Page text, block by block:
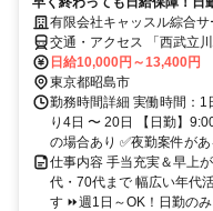
有限会社キャッスル綜合サ
交通・アクセス 「西武立
ありのお仕事
日給10,000円～13,400円
東京都昭島市
勤務時間詳細 実働時間：
り4日 〜 20日 【日勤】
の場合あり ✅夜勤案件が
仕事内容 手当充実＆早上
代・70代まで 幅広い年代
す ⏩週1日～OK！日勤の